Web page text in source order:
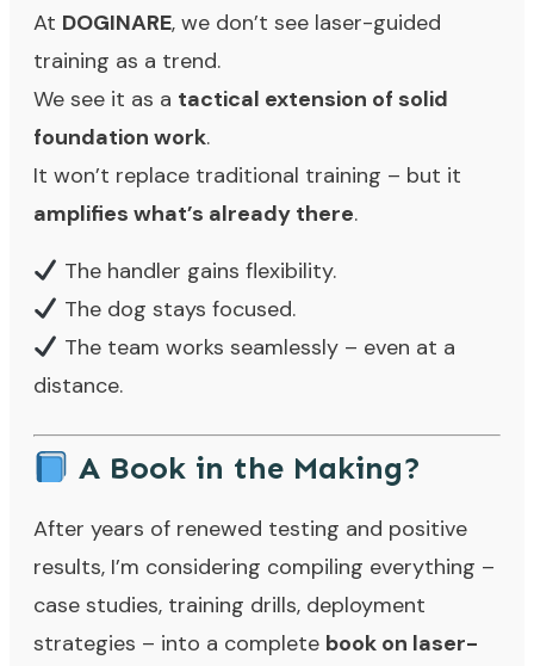
At DOGINARE, we don’t see laser-guided
training as a trend.
We see it as a tactical extension of solid
foundation work.
It won’t replace traditional training – but it
amplifies what’s already there.
The handler gains flexibility.
The dog stays focused.
The team works seamlessly – even at a
distance.
A Book in the Making?
After years of renewed testing and positive
results, I’m considering compiling everything –
case studies, training drills, deployment
strategies – into a complete book on laser-